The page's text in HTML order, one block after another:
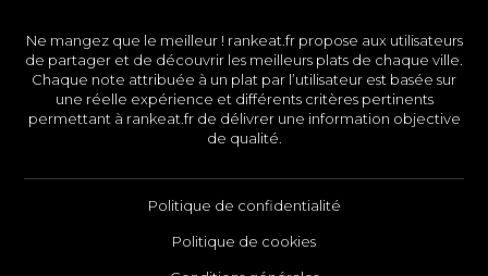
Ne mangez que le meilleur ! rankeat.fr propose aux utilisateurs
de partager et de découvrir les meilleurs plats de chaque ville.
Chaque note attribuée à un plat par l’utilisateur est basée sur
une réelle expérience et différents critères pertinents
permettant à rankeat.fr de délivrer une information objective
de qualité.
Politique de confidentialité
Politique de cookies